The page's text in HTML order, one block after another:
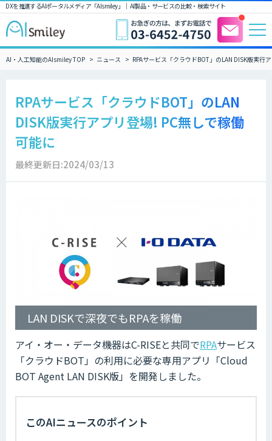
DXを推進するAIポータルメディア「AIsmiley」｜ AI製品・サービスの比較・検索サイト
AI・人工知能のAIsmiley TOP ニュース RPAサービス「クラウドBOT」のLAN DISK版実行
RPAサービス「クラウドBOT」のLAN
DISK版実行アプリ登場! PC無しで稼働
可能に
最終更新日:2024/03/13
LAN DISKで深夜でもRPAを稼働
アイ・オー・データ機器はC-RISEと共同でRPAサービス
「クラウドBOT」の利用に必要な専用アプリ「Cloud
BOT Agent LAN DISK版」を開発しました。
このAIニュースのポイント